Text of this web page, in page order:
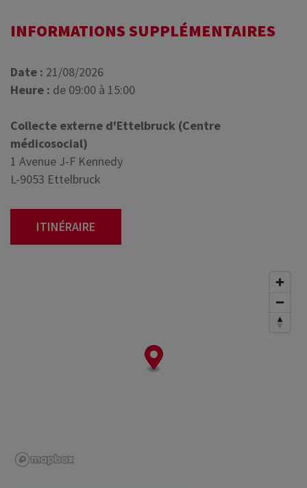
INFORMATIONS SUPPLÉMENTAIRES
Date : 21/08/2026
Heure : de 09:00 à 15:00
Collecte externe d'Ettelbruck (Centre
médicosocial)
1 Avenue J-F Kennedy
L-9053 Ettelbruck
ITINÉRAIRE